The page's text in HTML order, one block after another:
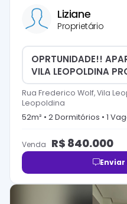
Liziane
Proprietário
OPRTUNIDADE!!
VILA LEOPOLDINA
Rua Frederico Wolf, Vila
Leopoldina
52m² • 2Dormitórios • 1
Venda R$ 840.000